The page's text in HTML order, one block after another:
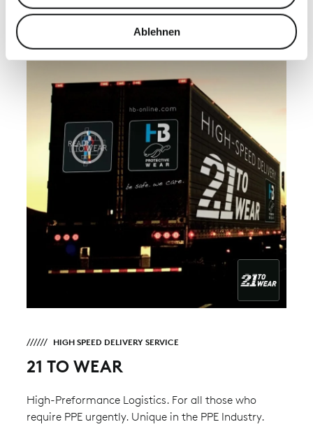
analysieren. Außerdem geben wir Informationen zu Ihrer
Verwendung unserer Website an unsere Partner für
soziale Medien, Werbung und Analysen weiter. Unsere
Partner führen diese Informationen möglicherweise mit
weiteren Daten zusammen, die Sie ihnen bereitgestellt
haben oder die sie im Rahmen Ihrer Nutzung der Dienste
gesammelt haben.
Ablehnen
HIGH SPEED DELIVERY SERVICE
21 TO WEAR
High-Preformance Logistics. For all those who
require PPE urgently. Unique in the PPE Industry.